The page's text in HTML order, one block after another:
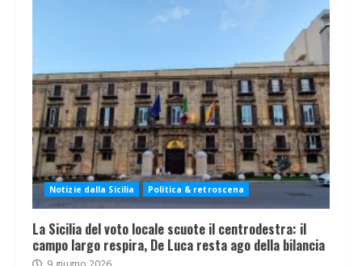
Notizie dalla Sicilia Politica & retroscena
La Sicilia del voto locale scuote il centrodestra: il
campo largo respira, De Luca resta ago della bilancia